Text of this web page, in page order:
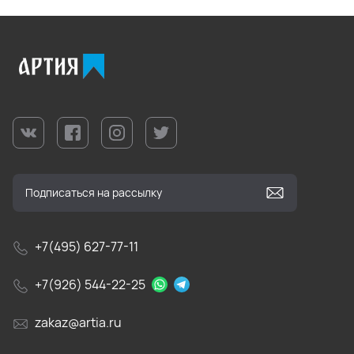
+7(495) 627-77-11
+7(926) 544-22-25
zakaz@artia.ru